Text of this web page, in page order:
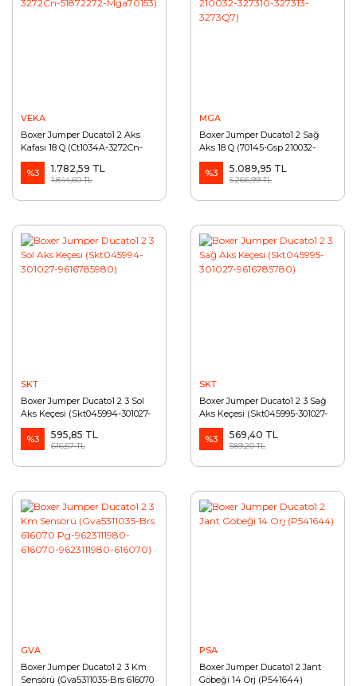
VEKA
Boxer Jumper Ducato1 2 Aks
Kafası 18 Q (Ct1034A-3272Cn-
51872272-Mga70153)
%3
1.782,59 TL
1.844,60 TL
MGA
Boxer Jumper Ducato1 2 Sağ
Aks 18 Q (70145-Gsp 210032-
327310-327313-3273Q7)
%3
5.089,95 TL
5.266,99 TL
SKT
Boxer Jumper Ducato1 2 3 Sol
Aks Keçesi (Skt045994-301027-
9616785980)
%3
595,85 TL
616,57 TL
SKT
Boxer Jumper Ducato1 2 3 Sağ
Aks Keçesi (Skt045995-301027-
9616785780)
%3
569,40 TL
589,20 TL
GVA
Boxer Jumper Ducato1 2 3 Km
Sensörü (Gva5311035-Brs 616070
PSA
Boxer Jumper Ducato1 2 Jant
Göbeği 14 Orj (P541644)